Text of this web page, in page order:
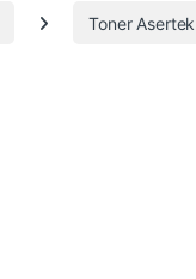
Toner Asertek